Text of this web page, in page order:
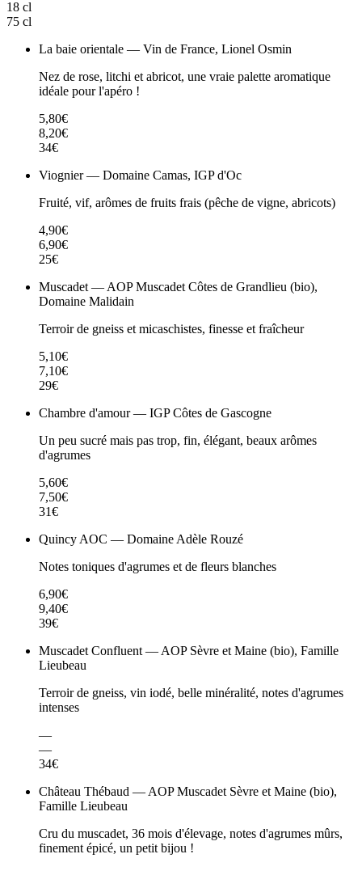
18 cl
75 cl
La baie orientale — Vin de France, Lionel Osmin
Nez de rose, litchi et abricot, une vraie palette aromatique
idéale pour l'apéro !
5,80€
8,20€
34€
Viognier — Domaine Camas, IGP d'Oc
Fruité, vif, arômes de fruits frais (pêche de vigne, abricots)
4,90€
6,90€
25€
Muscadet — AOP Muscadet Côtes de Grandlieu (bio),
Domaine Malidain
Terroir de gneiss et micaschistes, finesse et fraîcheur
5,10€
7,10€
29€
Chambre d'amour — IGP Côtes de Gascogne
Un peu sucré mais pas trop, fin, élégant, beaux arômes
d'agrumes
5,60€
7,50€
31€
Quincy AOC — Domaine Adèle Rouzé
Notes toniques d'agrumes et de fleurs blanches
6,90€
9,40€
39€
Muscadet Confluent — AOP Sèvre et Maine (bio), Famille
Lieubeau
Terroir de gneiss, vin iodé, belle minéralité, notes d'agrumes
intenses
—
—
34€
Château Thébaud — AOP Muscadet Sèvre et Maine (bio),
Famille Lieubeau
Cru du muscadet, 36 mois d'élevage, notes d'agrumes mûrs,
finement épicé, un petit bijou !